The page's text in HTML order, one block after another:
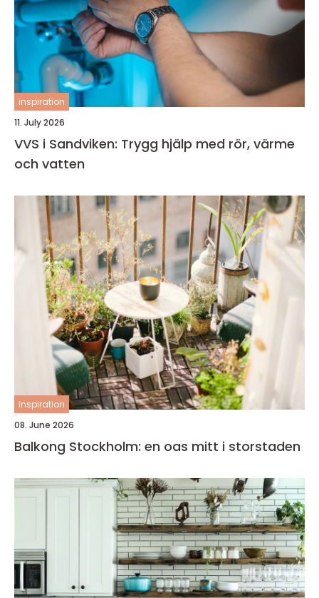
inspiration
11. July 2026
VVS i Sandviken: Trygg hjälp med rör, värme
och vatten
inspiration
08. June 2026
Balkong Stockholm: en oas mitt i storstaden